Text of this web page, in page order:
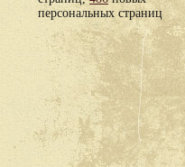
персональных страниц